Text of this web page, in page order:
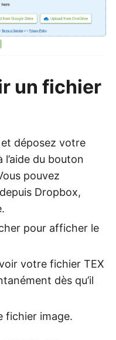
un fichier
déposez votre
du bouton
pouvez
Dropbox,
pour afficher le
votre fichier TEX
dès qu’il
fichier image.